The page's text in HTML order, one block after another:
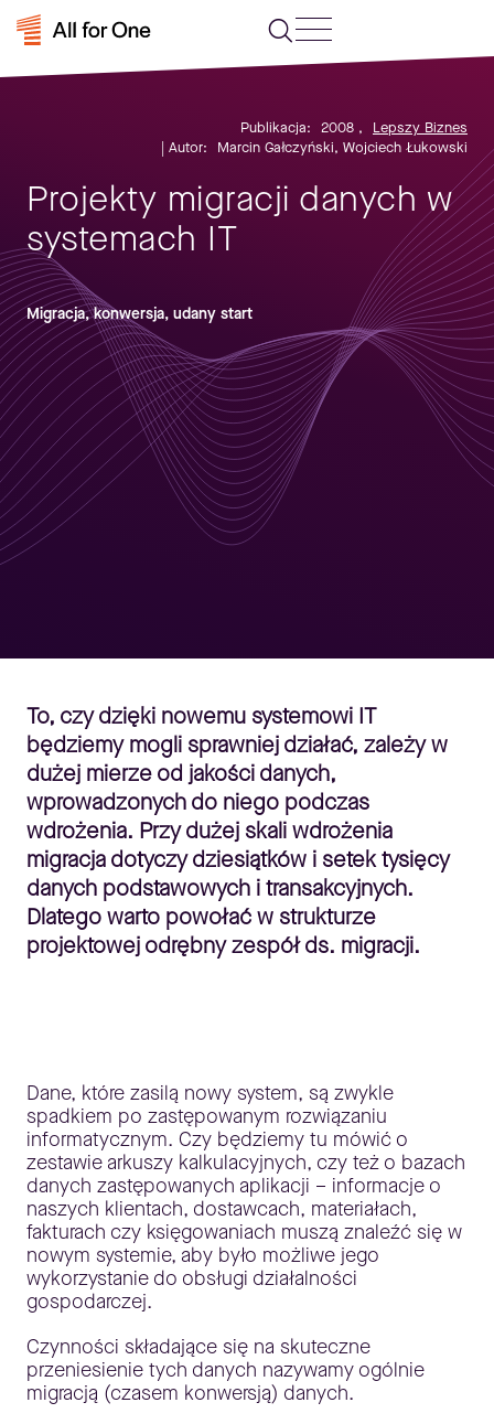
Publikacja: 2008 ,
Lepszy Biznes
| Autor:
Marcin Gałczyński, Wojciech Łukowski
Projekty migracji danych w
systemach IT
Migracja, konwersja, udany start
To, czy dzięki nowemu systemowi IT
będziemy mogli sprawniej działać, zależy w
dużej mierze od jakości danych,
wprowadzonych do niego podczas
wdrożenia. Przy dużej skali wdrożenia
migracja dotyczy dziesiątków i setek tysięcy
danych podstawowych i transakcyjnych.
Dlatego warto powołać w strukturze
projektowej odrębny zespół ds. migracji.
Dane, które zasilą nowy system, są zwykle
spadkiem po zastępowanym rozwiązaniu
informatycznym. Czy będziemy tu mówić o
zestawie arkuszy kalkulacyjnych, czy też o bazach
danych zastępowanych aplikacji – informacje o
naszych klientach, dostawcach, materiałach,
fakturach czy księgowaniach muszą znaleźć się w
nowym systemie, aby było możliwe jego
wykorzystanie do obsługi działalności
gospodarczej.
Czynności składające się na skuteczne
przeniesienie tych danych nazywamy ogólnie
migracją (czasem konwersją) danych.